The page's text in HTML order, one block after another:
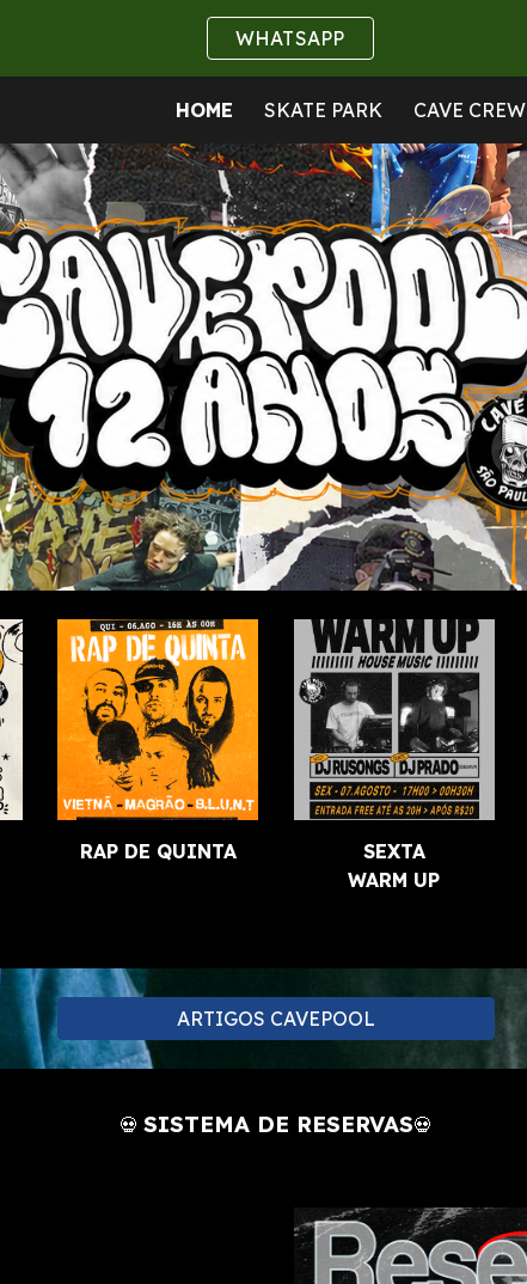
WHATSAPP
HOME SKATE PARK CAVE CREW
RAP DE QUINTA
SEXTA
WARM UP
ARTIGOS CAVEPOOL
💀 SISTEMA DE RESERVAS💀